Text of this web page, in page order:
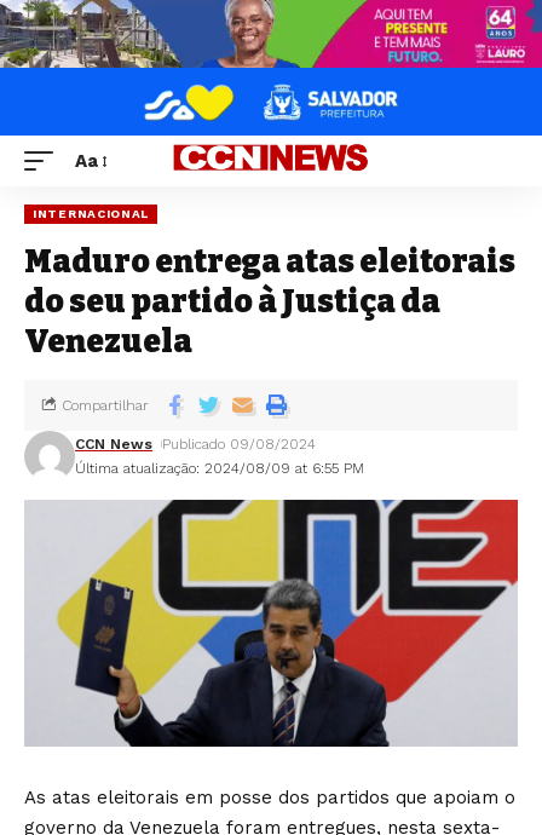
Aa
INTERNACIONAL
Maduro entrega atas eleitorais
do seu partido à Justiça da
Venezuela
Última atualização: 2024/08/09 at 6:55 PM
CCN News Publicado 09/08/2024
Compartilhar
As atas eleitorais em posse dos partidos que apoiam o
governo da Venezuela foram entregues, nesta sexta-